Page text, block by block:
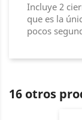
Incluye 2
que es la
pocos
16 otros